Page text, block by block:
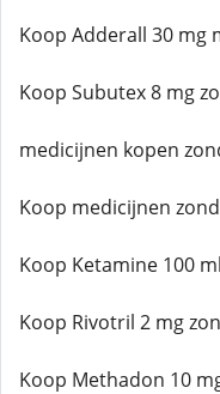
Koop Adderall 30 mg
Koop Subutex 8 mg
medicijnen kopen
Koop medicijnen
Koop Ketamine 100 ml
Koop Rivotril 2 mg
Koop Methadon 10